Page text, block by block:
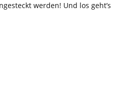
werden! Und los